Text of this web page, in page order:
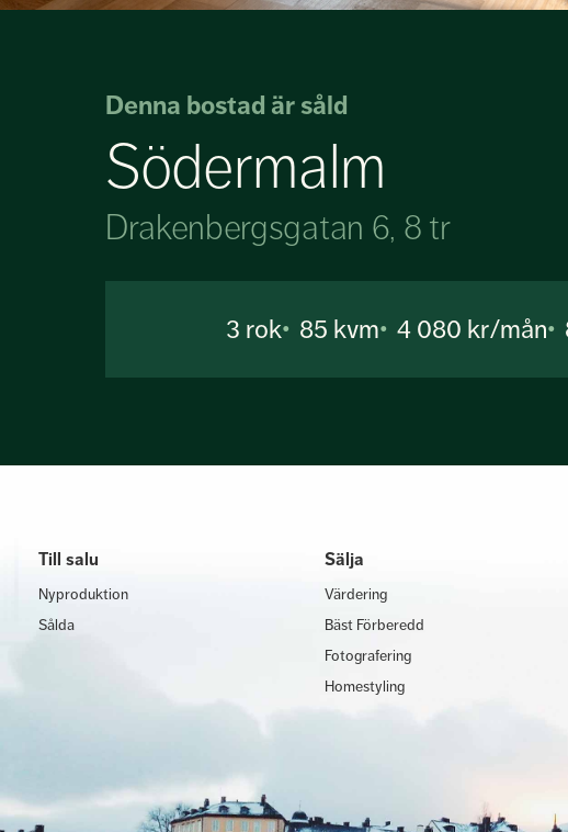
Denna bostad är såld
Drakenbergsgatan 6, 8 tr
Södermalm
3 rok 85 kvm 4 080 kr/mån
Till salu
Nyproduktion
Sålda
Sälja
Värdering
Bäst Förberedd
Fotografering
Homestyling